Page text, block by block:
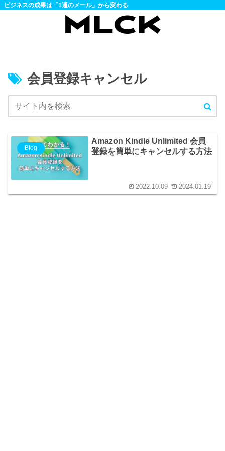
ビジネスの成果は「1通のメール」から変わる
会員登録キャンセル
Blog
Amazon Kindle Unlimited 会員
登録を簡単にキャンセルする方法
2022.10.09 2024.01.19